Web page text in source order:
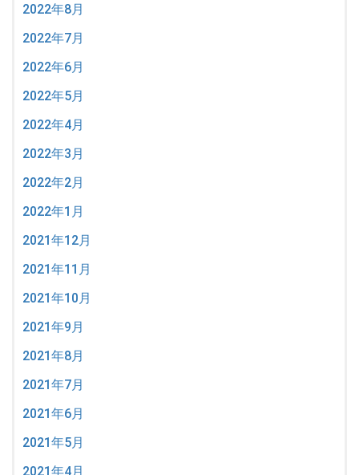
2022年8月
2022年7月
2022年6月
2022年5月
2022年4月
2022年3月
2022年2月
2022年1月
2021年12月
2021年11月
2021年10月
2021年9月
2021年8月
2021年7月
2021年6月
2021年5月
2021年4月